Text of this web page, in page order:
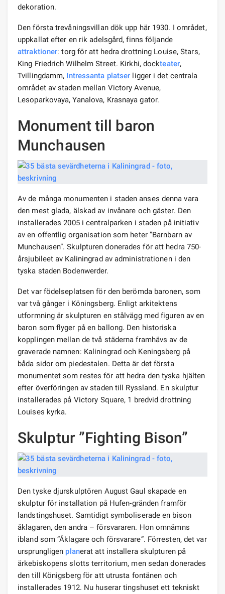
dekoration.
Den första trevåningsvillan dök upp här 1930. I området,
uppkallat efter en rik adelsgård, finns följande
attraktioner: torg för att hedra drottning Louise, Stars,
King Friedrich Wilhelm Street. Kirkhi, dockteater,
Tvillingdamm, Intressanta platser ligger i det centrala
området av staden mellan Victory Avenue,
Lesoparkovaya, Yanalova, Krasnaya gator.
Monument till baron
Munchausen
Av de många monumenten i staden anses denna vara
den mest glada, älskad av invånare och gäster. Den
installerades 2005 i centralparken i staden på initiativ
av en offentlig organisation som heter ”Barnbarn av
Munchausen”. Skulpturen donerades för att hedra 750-
årsjubileet av Kaliningrad av administrationen i den
tyska staden Bodenwerder.
Det var födelseplatsen för den berömda baronen, som
var två gånger i Köningsberg. Enligt arkitektens
utformning är skulpturen en stålvägg med figuren av en
baron som flyger på en ballong. Den historiska
kopplingen mellan de två städerna framhävs av de
graverade namnen: Kaliningrad och Keningsberg på
båda sidor om piedestalen. Detta är det första
monumentet som restes för att hedra den tyska hjälten
efter överföringen av staden till Ryssland. En skulptur
installerades på Victory Square, 1 bredvid drottning
Louises kyrka.
Skulptur ”Fighting Bison”
Den tyske djurskulptören August Gaul skapade en
skulptur för installation på Hufen-gränden framför
landstingshuset. Samtidigt symboliserade en bison
åklagaren, den andra – försvararen. Hon omnämns
ibland som ”Åklagare och försvarare”. Förresten, det var
ursprungligen planerat att installera skulpturen på
ärkebiskopens slotts territorium, men sedan donerades
den till Königsberg för att utrusta fontänen och
installerades 1912. Nu huserar tingshuset ett tekniskt